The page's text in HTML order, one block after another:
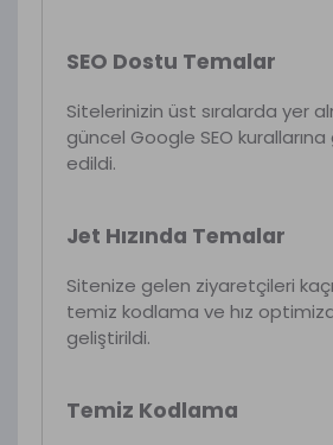
SEO Dostu Temalar
Sitelerinizin üst sıralarda yer
güncel Google SEO
edildi.
Jet Hızında Temalar
Sitenize gelen ziyaretçileri
temiz kodlama ve hız
geliştirildi.
Temiz Kodlama